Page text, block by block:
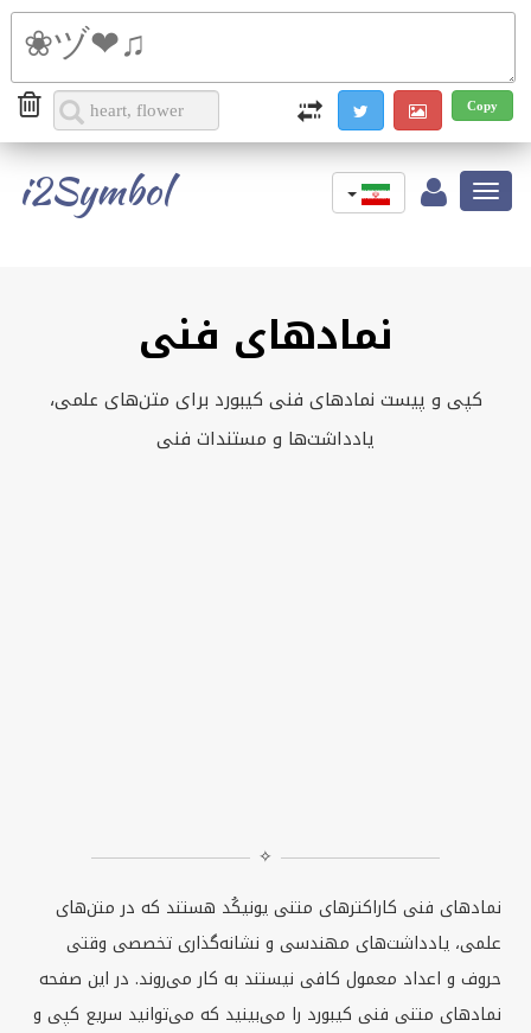
Toggle
navigation
i2Symbol
نمادهای فنی
کپی و پیست نمادهای فنی کیبورد برای متن‌های علمی،
یادداشت‌ها و مستندات فنی
✧
نمادهای فنی کاراکترهای متنی یونیكُد هستند که در متن‌های
علمی، یادداشت‌های مهندسی و نشانه‌گذاری تخصصی وقتی
حروف و اعداد معمول کافی نیستند به کار می‌روند. در این صفحه
نمادهای متنی فنی کیبورد را می‌بینید که می‌توانید سریع کپی و